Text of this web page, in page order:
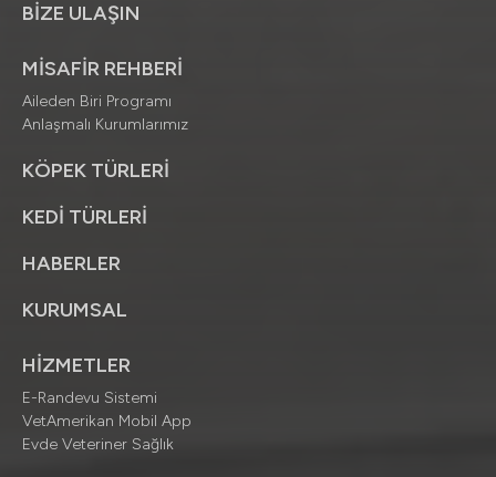
BİZE ULAŞIN
MİSAFİR REHBERİ
Aileden Biri Programı
Anlaşmalı Kurumlarımız
KÖPEK TÜRLERİ
KEDİ TÜRLERİ
HABERLER
KURUMSAL
HİZMETLER
E-Randevu Sistemi
VetAmerikan Mobil App
Evde Veteriner Sağlık